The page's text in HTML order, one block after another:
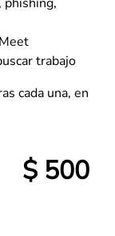
trabajo
cada una, en
$ 500